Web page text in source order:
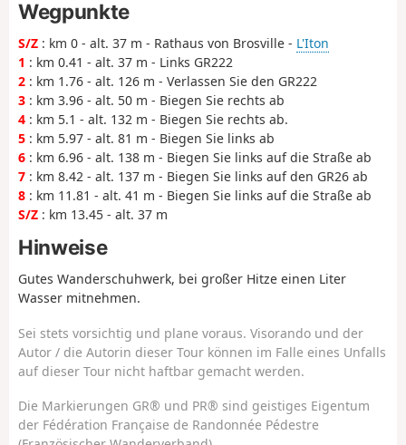
Wegpunkte
S/Z : km 0 - alt. 37 m - Rathaus von Brosville - L'Iton
1 : km 0.41 - alt. 37 m - Links GR222
2 : km 1.76 - alt. 126 m - Verlassen Sie den GR222
3 : km 3.96 - alt. 50 m - Biegen Sie rechts ab
4 : km 5.1 - alt. 132 m - Biegen Sie rechts ab.
5 : km 5.97 - alt. 81 m - Biegen Sie links ab
6 : km 6.96 - alt. 138 m - Biegen Sie links auf die Straße ab
7 : km 8.42 - alt. 137 m - Biegen Sie links auf den GR26 ab
8 : km 11.81 - alt. 41 m - Biegen Sie links auf die Straße ab
S/Z : km 13.45 - alt. 37 m
Hinweise
Gutes Wanderschuhwerk, bei großer Hitze einen Liter
Wasser mitnehmen.
Sei stets vorsichtig und plane voraus. Visorando und der
Autor / die Autorin dieser Tour können im Falle eines Unfalls
auf dieser Tour nicht haftbar gemacht werden.
Die Markierungen GR® und PR® sind geistiges Eigentum
der Fédération Française de Randonnée Pédestre